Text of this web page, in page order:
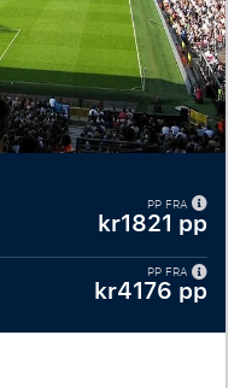
PP FRA
kr1821 pp
PP FRA
kr4176 pp